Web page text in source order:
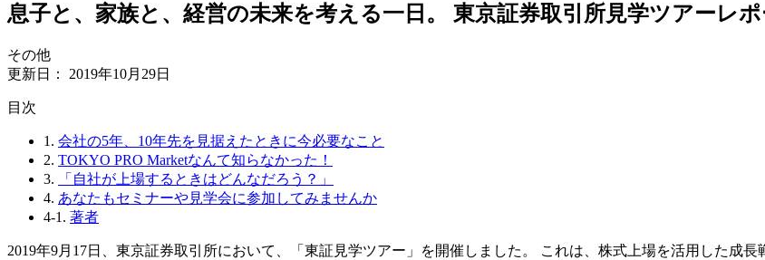
息子と、家族と、経営の未来を考える一日。 東京証券取引所見学ツアーレポ
その他
更新日： 2019年10月29日
⽬次
1. 会社の5年、10年先を見据えたときに今必要なこと
2. TOKYO PRO Marketなんて知らなかった！
3.
「自社が上場するときはどんなだろう？」
4. あなたもセミナーや見学会に参加してみませんか
4-1. 著者
2019年9月17日、東京証券取引所において、「東証見学ツアー」を開催しました。 これは、株式上場を活用した成